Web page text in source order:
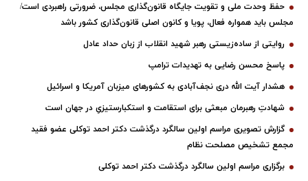
حفظ وحدت ملی و تقویت جایگاه قانون‌گذاری مجلس، ضرورتی راهبردی است/
مجلس باید همواره فعال، پویا و کانون اصلی قانون‌گذاری کشور باشد
روایتی از ساده‌زیستی رهبر شهید انقلاب از زبان حداد عادل
پاسخ محسن رضایی به تهدیدات ترامپ
هشدار آیت الله دری نجف‌آبادی به کشورهای میزبان آمریکا و اسرائیل
شهادتِ رهبرمان مبعثی برای استقامت و استکبارستیزیِ در جهان است
گزارش تصویری مراسم اولین سالگرد درگذشت دکتر احمد توکلی عضو فقید
مجمع تشخیص مصلحت نظام
برگزاری مراسم اولین سالگرد درگذشت دکتر احمد توکلی